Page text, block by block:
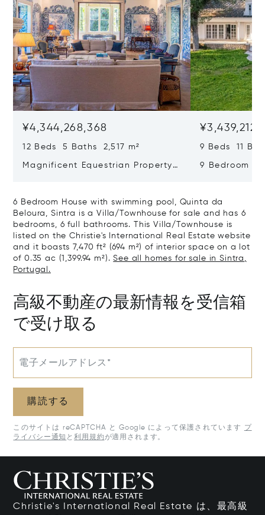
¥4,344,268,368
12 Beds 5 Baths 2,517 m²
Magnificent Equestrian Property
9 Beds 11
9 Bedroom
6 Bedroom House with swimming pool, Quinta da
Beloura, Sintra is a Villa/Townhouse for sale and has 6
bedrooms, 6 full bathrooms. This Villa/Townhouse is
listed on the Christie's International Real Estate website
and it boasts 7,470 ft² (694 m²) of interior space on a lot
of 0.35 ac (1,399.94 m²).See all homes for sale in Sintra,
Portugal.
高級不動産の最新情報を受信箱
で受け取る
電子メールアドレス*
購読する
このサイトは reCAPTCHA と Google によって保護されています
プ
ライバシー通知 と利用規約が適用されます。
Christie's International Real Estate は、最高級